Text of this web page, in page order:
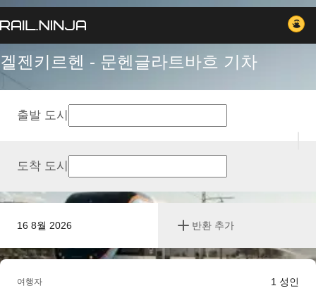
겔젠키르헨 - 문헨글라트바흐 기차
16 8월 2026 반환 추가
출발 도시
도착 도시
여행자 1 성인